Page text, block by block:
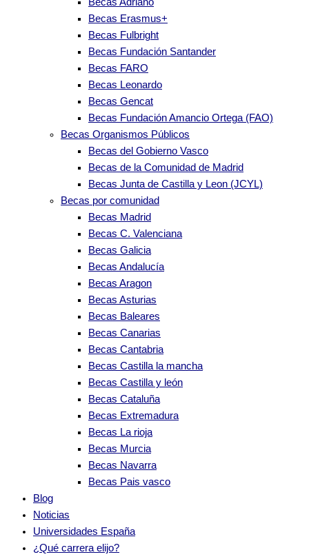
Becas Erasmus+
Becas Fulbright
Becas Fundación Santander
Becas FARO
Becas Leonardo
Becas Gencat
Becas Fundación Amancio Ortega (FAO)
Becas Organismos Públicos
Becas del Gobierno Vasco
Becas de la Comunidad de Madrid
Becas Junta de Castilla y Leon (JCYL)
Becas por comunidad
Becas Madrid
Becas C. Valenciana
Becas Galicia
Becas Andalucía
Becas Aragon
Becas Asturias
Becas Baleares
Becas Canarias
Becas Cantabria
Becas Castilla la mancha
Becas Castilla y león
Becas Cataluña
Becas Extremadura
Becas La rioja
Becas Murcia
Becas Navarra
Becas Pais vasco
Blog
Noticias
Universidades España
¿Qué carrera elijo?